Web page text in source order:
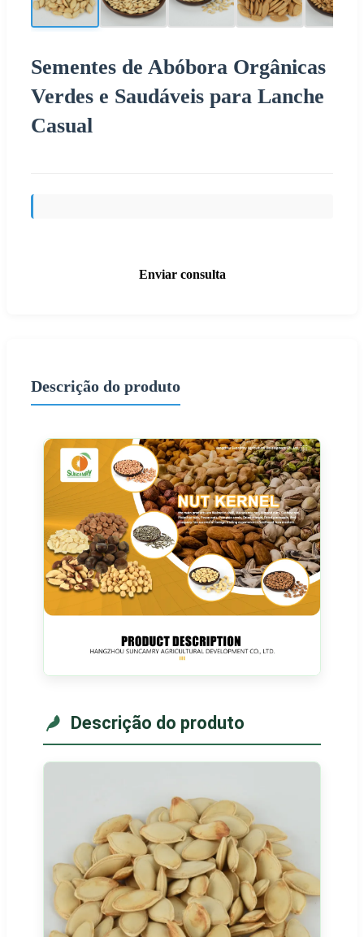
Sementes de Abóbora Orgânicas
Verdes e Saudáveis para Lanche
Casual
Enviar consulta
Descrição do produto
Descrição do produto